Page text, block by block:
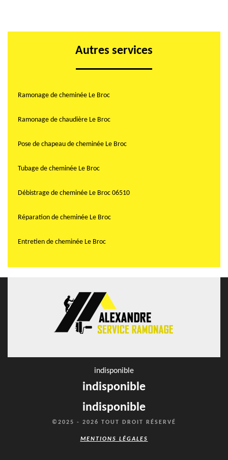
Autres services
Ramonage de cheminée Le Broc
Ramonage de chaudière Le Broc
Pose de chapeau de cheminée Le Broc
Tubage de cheminée Le Broc
Débistrage de cheminée Le Broc 06510
Réparation de cheminée Le Broc
Entretien de cheminée Le Broc
indisponible
indisponible
indisponible
©2025 - 2026 TOUT DROIT RÉSERVÉ
MENTIONS LÉGALES